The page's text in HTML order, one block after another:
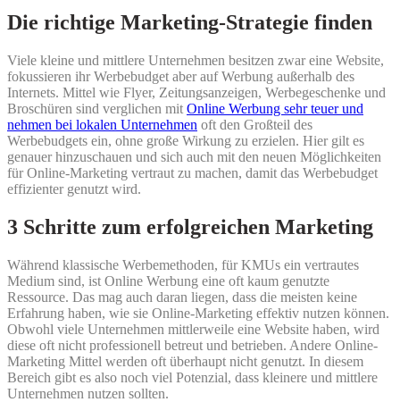
Die richtige Marketing-Strategie finden
Viele kleine und mittlere Unternehmen besitzen zwar eine Website,
fokussieren ihr Werbebudget aber auf Werbung außerhalb des
Internets. Mittel wie Flyer, Zeitungsanzeigen, Werbegeschenke und
Broschüren sind verglichen mit Online Werbung sehr teuer und
nehmen bei lokalen Unternehmen oft den Großteil des
Werbebudgets ein, ohne große Wirkung zu erzielen. Hier gilt es
genauer hinzuschauen und sich auch mit den neuen Möglichkeiten
für Online-Marketing vertraut zu machen, damit das Werbebudget
effizienter genutzt wird.
3 Schritte zum erfolgreichen Marketing
Während klassische Werbemethoden, für KMUs ein vertrautes
Medium sind, ist Online Werbung eine oft kaum genutzte
Ressource. Das mag auch daran liegen, dass die meisten keine
Erfahrung haben, wie sie Online-Marketing effektiv nutzen können.
Obwohl viele Unternehmen mittlerweile eine Website haben, wird
diese oft nicht professionell betreut und betrieben. Andere Online-
Marketing Mittel werden oft überhaupt nicht genutzt. In diesem
Bereich gibt es also noch viel Potenzial, dass kleinere und mittlere
Unternehmen nutzen sollten.